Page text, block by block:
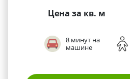
Цена за кв. м
8 минут на
машине